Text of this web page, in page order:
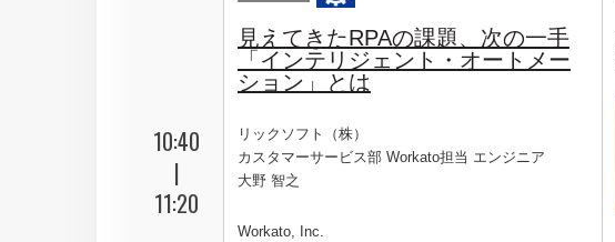
10:40
|
11:20
見えてきたRPAの課題、次の一手
「インテリジェント・オートメー
ション」とは
リックソフト（株）
カスタマーサービス部 Workato担当 エンジニア
大野 智之
Workato, Inc.